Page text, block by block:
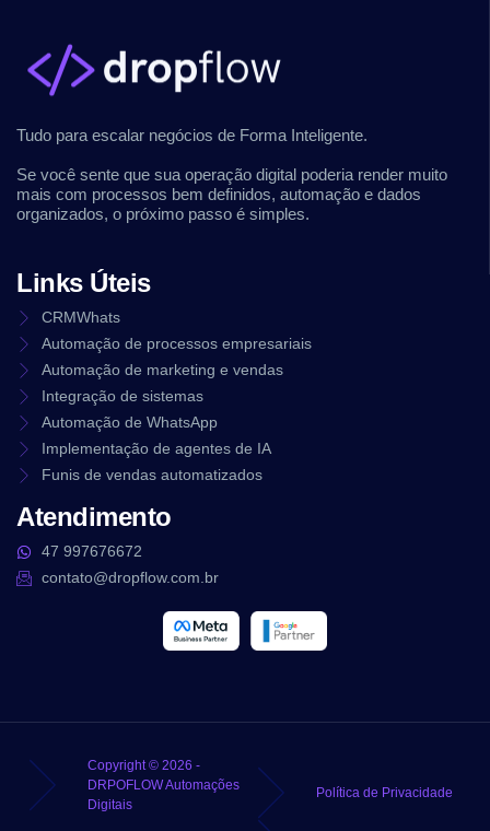
Tudo para escalar negócios de Forma Inteligente.
Se você sente que sua operação digital poderia render muito
mais com processos bem definidos, automação e dados
organizados, o próximo passo é simples.
Links Úteis
CRMWhats
Automação de processos empresariais
Automação de marketing e vendas
Integração de sistemas
Automação de WhatsApp
Implementação de agentes de IA
Funis de vendas automatizados
Atendimento
47 997676672
contato@dropflow.com.br
Copyright © 2026 -
DRPOFLOW Automações
Digitais
Política de Privacidade